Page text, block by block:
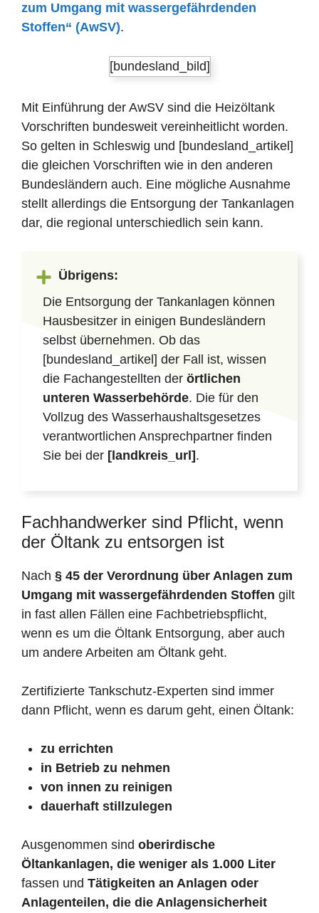
zum Umgang mit wassergefährdenden
Stoffen“ (AwSV).
[bundesland_bild]
Mit Einführung der AwSV sind die Heizöltank
Vorschriften bundesweit vereinheitlicht worden.
So gelten in Schleswig und [bundesland_artikel]
die gleichen Vorschriften wie in den anderen
Bundesländern auch. Eine mögliche Ausnahme
stellt allerdings die Entsorgung der Tankanlagen
dar, die regional unterschiedlich sein kann.
Übrigens:
Die Entsorgung der Tankanlagen können
Hausbesitzer in einigen Bundesländern
selbst übernehmen. Ob das
[bundesland_artikel] der Fall ist, wissen
die Fachangestellten der örtlichen
unteren Wasserbehörde. Die für den
Vollzug des Wasserhaushaltsgesetzes
verantwortlichen Ansprechpartner finden
Sie bei der [landkreis_url] .
Fachhandwerker sind Pflicht, wenn
der Öltank zu entsorgen ist
Nach § 45 der Verordnung über Anlagen zum
Umgang mit wassergefährdenden Stoffen gilt
in fast allen Fällen eine Fachbetriebspflicht,
wenn es um die Öltank Entsorgung, aber auch
um andere Arbeiten am Öltank geht.
Zertifizierte Tankschutz-Experten sind immer
dann Pflicht, wenn es darum geht, einen Öltank:
zu errichten
in Betrieb zu nehmen
von innen zu reinigen
dauerhaft stillzulegen
Ausgenommen sind oberirdische
Öltankanlagen, die weniger als 1.000 Liter
fassen und Tätigkeiten an Anlagen oder
Anlagenteilen, die die Anlagensicherheit